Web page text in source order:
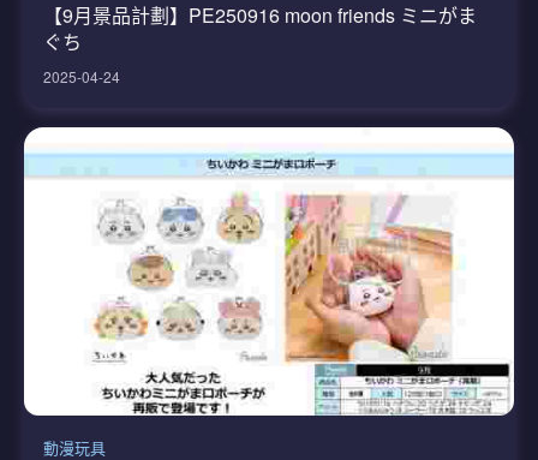
【9月景品計劃】PE250916 moon friends ミニがま
ぐち
2025-04-24
動漫玩具